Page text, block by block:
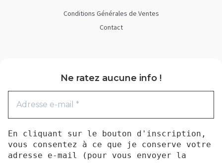
Conditions Générales de Ventes
Contact
Ne ratez aucune info !
En cliquant sur le bouton d'inscription,
vous consentez à ce que je conserve votre
adresse e-mail (pour vous envoyer la